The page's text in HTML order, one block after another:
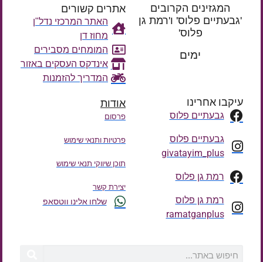
המגזינים הקרובים
'גבעתיים פלוס' ו'רמת גן
פלוס'
ימים
אתרים קשורים
האתר המרכזי נדל"ן
מחוז דן
המומחים מסבירים
אינדקס העסקים באזור
המדריך להזמנות
עיקבו אחרינו
גבעתיים פלוס
גבעתיים פלוס
givatayim_plus
רמת גן פלוס
רמת גן פלוס
ramatganplus
אודות
פרסום
פרטיות ותנאי שימוש
תוכן שיווקי תנאי שימוש
יצירת קשר
שלחו אלינו ווטסאפ